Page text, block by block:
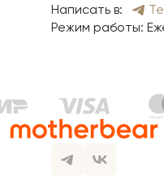
Написать в:
Режим работы: